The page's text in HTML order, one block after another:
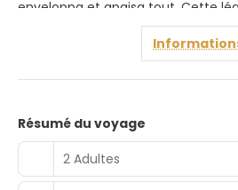
enveloppa et apaisa tout. Cette
Saturnia, au cœur de la
à raison de 500 litres par
constante de 37°c. Aujourd'hui, le
Natural Spa & Golf Resort est un
thermales à un hébergement
exclusifs dans un spa primé et à
championnat de 18 trous conçu
américain Ronald Fream et
Résumé du voyage
2 Adultes